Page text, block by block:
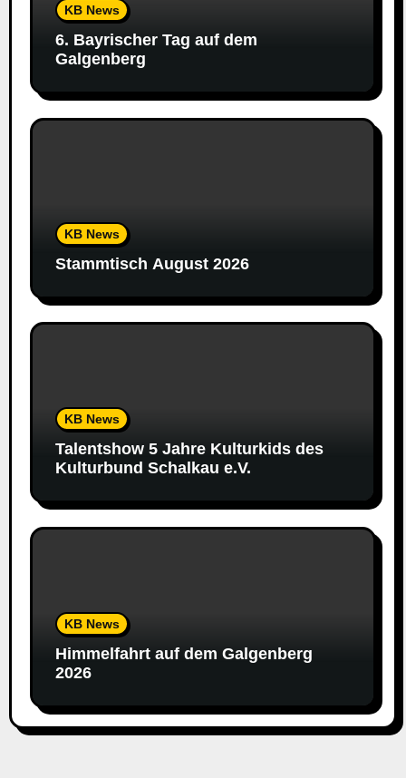
KB News
6. Bayrischer Tag auf dem
Galgenberg
KB News
Stammtisch August 2026
KB News
Talentshow 5 Jahre Kulturkids des
Kulturbund Schalkau e.V.
KB News
Himmelfahrt auf dem Galgenberg
2026